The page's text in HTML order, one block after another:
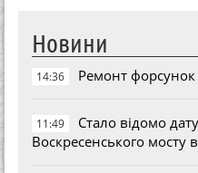
Новини
14:36 Ремонт
11:49
Стало відомо
Воскресенського мосту